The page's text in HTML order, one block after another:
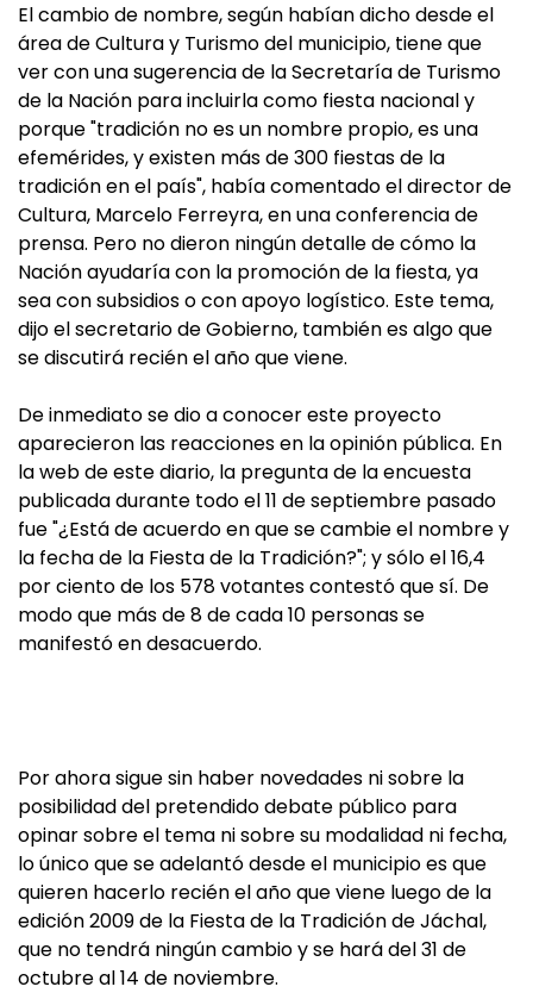
El cambio de nombre, según habían dicho desde el
área de Cultura y Turismo del municipio, tiene que
ver con una sugerencia de la Secretaría de Turismo
de la Nación para incluirla como fiesta nacional y
porque "tradición no es un nombre propio, es una
efemérides, y existen más de 300 fiestas de la
tradición en el país", había comentado el director de
Cultura, Marcelo Ferreyra, en una conferencia de
prensa. Pero no dieron ningún detalle de cómo la
Nación ayudaría con la promoción de la fiesta, ya
sea con subsidios o con apoyo logístico. Este tema,
dijo el secretario de Gobierno, también es algo que
se discutirá recién el año que viene.
De inmediato se dio a conocer este proyecto
aparecieron las reacciones en la opinión pública. En
la web de este diario, la pregunta de la encuesta
publicada durante todo el 11 de septiembre pasado
fue "¿Está de acuerdo en que se cambie el nombre y
la fecha de la Fiesta de la Tradición?"; y sólo el 16,4
por ciento de los 578 votantes contestó que sí. De
modo que más de 8 de cada 10 personas se
manifestó en desacuerdo.
Por ahora sigue sin haber novedades ni sobre la
posibilidad del pretendido debate público para
opinar sobre el tema ni sobre su modalidad ni fecha,
lo único que se adelantó desde el municipio es que
quieren hacerlo recién el año que viene luego de la
edición 2009 de la Fiesta de la Tradición de Jáchal,
que no tendrá ningún cambio y se hará del 31 de
octubre al 14 de noviembre.